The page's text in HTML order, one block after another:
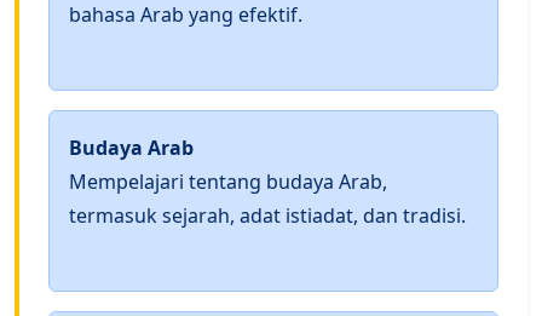
bahasa Arab yang efektif.
Budaya Arab
Mempelajari tentang budaya Arab,
termasuk sejarah, adat istiadat, dan tradisi.